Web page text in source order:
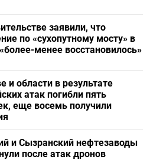
заявили, что
по «сухопутному мосту» в
менее восстановилось»
и области в результате
атак погибли пять
еще восемь получили
и Сызранский нефтезаводы
после атак дронов